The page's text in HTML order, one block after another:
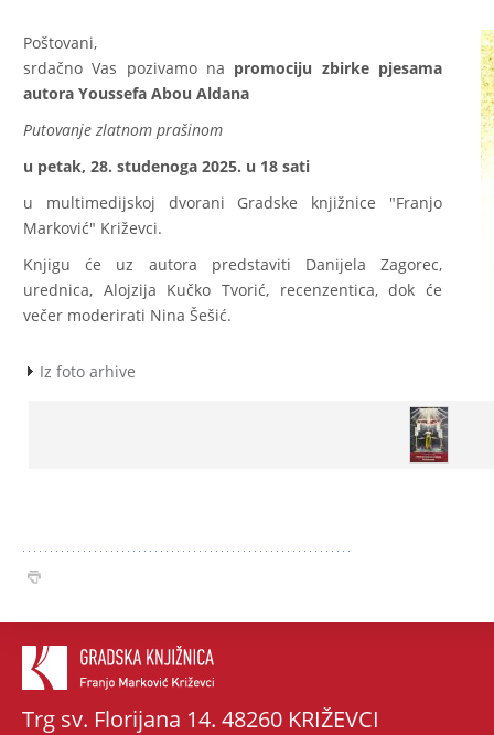
Poštovani,
srdačno Vas pozivamo na promociju zbirke pjesama
autora Youssefa Abou Aldana
Putovanje zlatnom prašinom
u petak, 28. studenoga 2025. u 18 sati
u multimedijskoj dvorani Gradske knjižnice "Franjo
Marković" Križevci.
Knjigu će uz autora predstaviti Danijela Zagorec,
urednica, Alojzija Kučko Tvorić, recenzentica, dok će
večer moderirati Nina Šešić.
Iz foto arhive
Trg sv. Florijana 14. 48260 KRIŽEVCI